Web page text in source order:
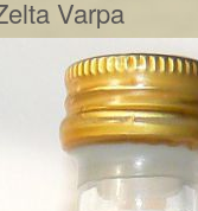
Varpa